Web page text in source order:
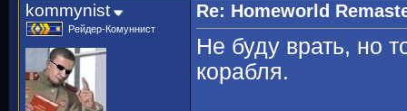
kommynist
Рейдер-Комуннист
Re: Homeworld
Не буду врать, но
корабля.